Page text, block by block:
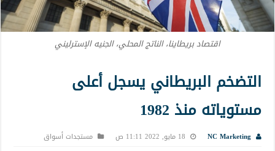
اقتصاد بريطاينا، الناتج المحلي، الجنيه الإسترليني
التضخم البريطاني يسجل أعلى
مستوياته منذ 1982
NC Marketing 18 مايو, 2022 11:11 ص مستجدات أسواق